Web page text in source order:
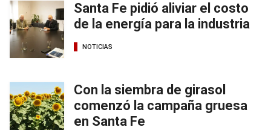
Santa Fe pidió aliviar el costo
de la energía para la industria
NOTICIAS
Con la siembra de girasol
comenzó la campaña gruesa
en Santa Fe